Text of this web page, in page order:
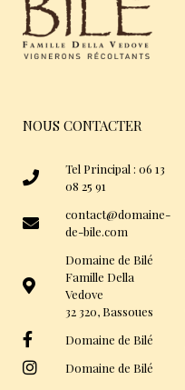
NOUS CONTACTER
Tel Principal : 06 13
08 25 91
contact@domaine-
de-bile.com
Domaine de Bilé
Famille Della
Vedove
32 320, Bassoues
Domaine de Bilé
Domaine de Bilé